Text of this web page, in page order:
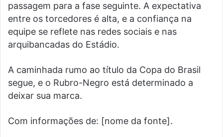
passagem para a fase seguinte. A expectativa
entre os torcedores é alta, e a confiança na
equipe se reflete nas redes sociais e nas
arquibancadas do Estádio.
A caminhada rumo ao título da Copa do Brasil
segue, e o Rubro-Negro está determinado a
deixar sua marca.
Com informações de: [nome da fonte].